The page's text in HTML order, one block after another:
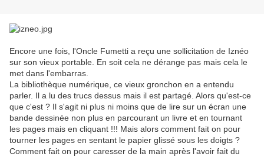
Encore une fois, l'Oncle Fumetti a reçu une sollicitation de Iznéo
sur son vieux portable. En soit cela ne dérange pas mais cela le
met dans l'embarras.
La bibliothèque numérique, ce vieux gronchon en a entendu
parler. Il a lu des trucs dessus mais il est partagé. Alors qu'est-ce
que c'est ? Il s'agit ni plus ni moins que de lire sur un écran une
bande dessinée non plus en parcourant un livre et en tournant
les pages mais en cliquant !!! Mais alors comment fait on pour
tourner les pages en sentant le papier glissé sous les doigts ?
Comment fait on pour caresser de la main après l'avoir fait du